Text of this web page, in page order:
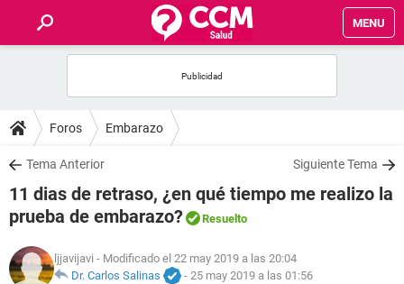
MENU
FOROS
SALUD
FAMILIA
NUTRICIÓN
Foros Embarazo
Tema Anterior Siguiente Tema
11 dias de retraso, ¿en qué tiempo me realizo la
prueba de embarazo?
Resuelto
ljjavijavi - Modificado el 22 may 2019 a las 20:04
Dr. Carlos Salinas
- 25 may 2019 a las 01:56